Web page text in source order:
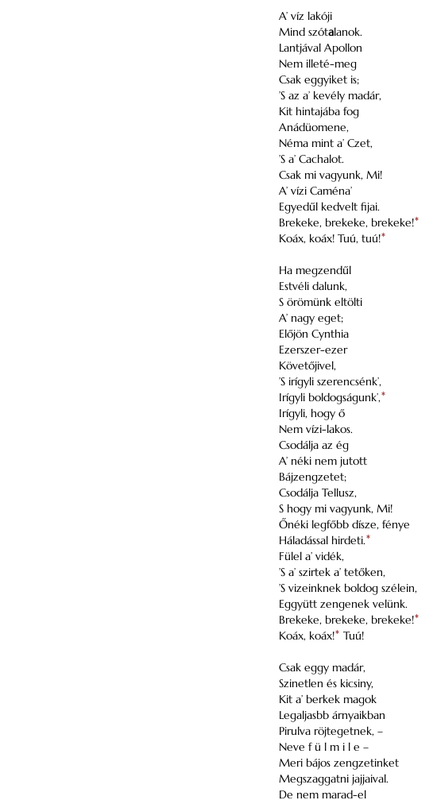
A’ víz lakóji
Mind szótalanok.
Lantjával Apollon
Nem illeté-meg
Csak eggyiket is;
’S az a’ kevély madár,
Kit hintajába fog
Anádüomene,
Néma mint a’ Czet,
’S a’ Cachalot.
Csak mi vagyunk, Mi!
A’ vízi Caména’
Egyedűl kedvelt fijai.
Brekeke, brekeke, brekeke!*
Koáx, koáx! Tuú, tuú!*
Ha megzendűl
Estvéli dalunk,
S örömünk eltölti
A’ nagy eget;
Előjön Cynthia
Ezerszer-ezer
Követőjivel,
’S irígyli szerencsénk’,
Irígyli boldogságunk’,*
Irígyli, hogy ő
Nem vízi-lakos.
Csodálja az ég
A’ néki nem jutott
Bájzengzetet;
Csodálja Tellusz,
S hogy mi vagyunk, Mi!
Őnéki legfőbb dísze, fénye
Háladással hirdeti.*
Fülel a’ vidék,
’S a’ szirtek a’ tetőken,
’S vizeinknek boldog szélein,
Eggyütt zengenek velünk.
Brekeke, brekeke, brekeke!*
Koáx, koáx!* Tuú!
Csak eggy madár,
Szinetlen és kicsiny,
Kit a’ berkek magok
Legaljasbb árnyaikban
Pirulva röjtegetnek, –
Neve f ü l m i l e –
Meri bájos zengzetinket
Megszaggatni jajjaival.
De nem marad-el